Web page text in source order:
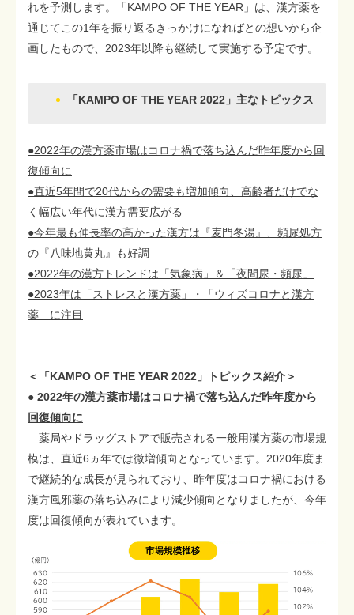
れを予測します。「KAMPO OF THE YEAR」は、漢方薬を
通じてこの1年を振り返るきっかけになればとの想いから企
画したもので、2023年以降も継続して実施する予定です。
「KAMPO OF THE YEAR 2022」主なトピックス
●2022年の漢方薬市場はコロナ禍で落ち込んだ昨年度から回
復傾向に
●直近5年間で20代からの需要も増加傾向、高齢者だけでな
く幅広い年代に漢方需要広がる
●今年最も伸長率の高かった漢方は『麦門冬湯』、頻尿処方
の『八味地黄丸』も好調
●2022年の漢方トレンドは「気象病」＆「夜間尿・頻尿」
●2023年は「ストレスと漢方薬」・「ウィズコロナと漢方
薬」に注目
＜「KAMPO OF THE YEAR 2022」トピックス紹介＞
● 2022年の漢方薬市場はコロナ禍で落ち込んだ昨年度から
回復傾向に
薬局やドラッグストアで販売される一般用漢方薬の市場規
模は、直近6ヵ年では微増傾向となっています。2020年度ま
で継続的な成長が見られており、昨年度はコロナ禍における
漢方風邪薬の落ち込みにより減少傾向となりましたが、今年
度は回復傾向が表れています。